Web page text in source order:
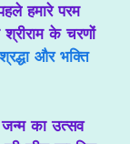
हमारे परम
श्रीराम के चरणों
श्रद्धा और भक्ति
का उत्सव